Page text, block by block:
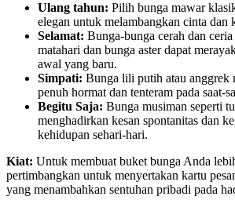
Ulang tahun: Pilih bunga mawar
elegan untuk melambangkan cinta dan
Selamat: Bunga-bunga cerah dan
matahari dan bunga aster dapat
awal yang baru.
Simpati: Bunga lili putih atau anggrek
penuh hormat dan tenteram pada saat-
Begitu Saja: Bunga musiman seperti
menghadirkan kesan spontanitas dan
kehidupan sehari-hari.
Kiat: Untuk membuat buket bunga Anda
pertimbangkan untuk menyertakan kartu
yang menambahkan sentuhan pribadi pada